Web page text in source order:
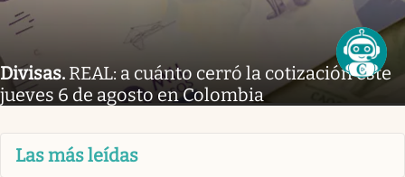
Divisas. REAL: a cuánto cerró la cotización este
jueves 6 de agosto en Colombia
Las más leídas